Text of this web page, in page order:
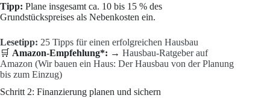
Tipp: Plane insgesamt ca. 10 bis 15 % des
Grundstückspreises als Nebenkosten ein.
Lesetipp: 25 Tipps für einen erfolgreichen Hausbau
🛒 Amazon-Empfehlung*: → Hausbau-Ratgeber auf
Amazon (Wir bauen ein Haus: Der Hausbau von der Planung
bis zum Einzug)
Schritt 2: Finanzierung planen und sichern